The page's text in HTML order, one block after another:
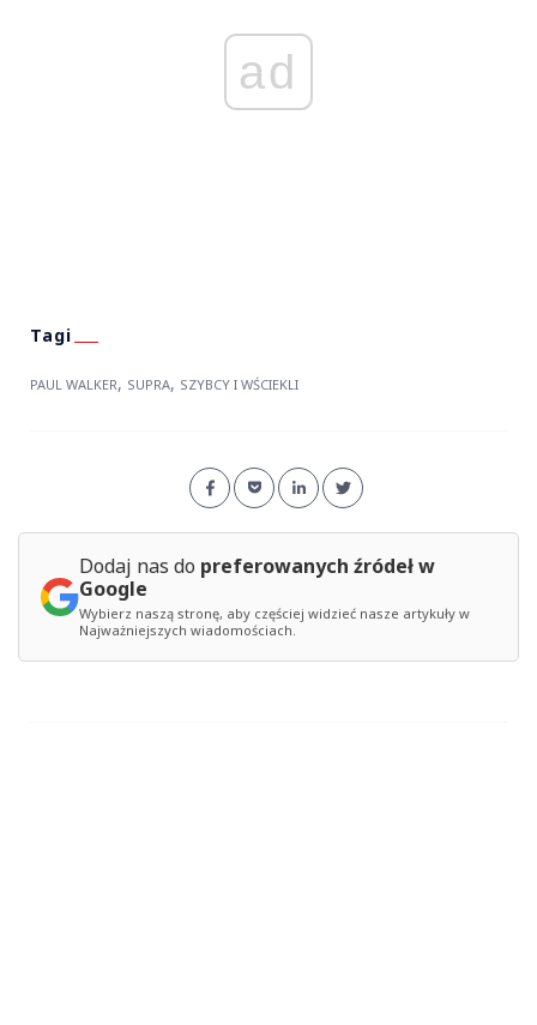
ad
PAUL WALKER, SUPRA, SZYBCY I WŚCIEKLI
Dodaj nas do preferowanych źródeł w
Google
Wybierz naszą stronę, aby częściej widzieć nasze artykuły w
Najważniejszych wiadomościach.